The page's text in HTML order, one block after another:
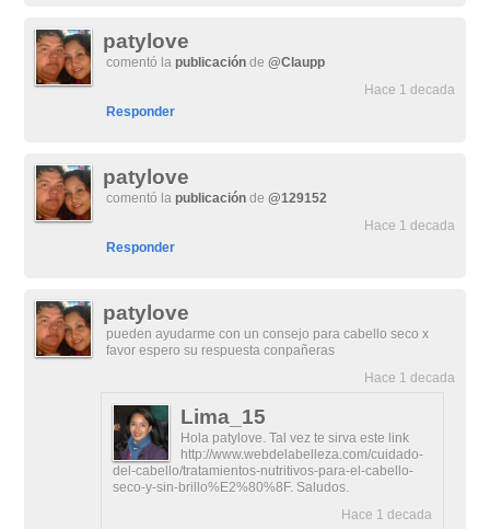
patylove
comentó lapublicación de@Claupp
Hace 1 decada
Responder
patylove
comentó lapublicación de@129152
Hace 1 decada
Responder
patylove
pueden ayudarme con un consejo para cabello seco x
favor espero su respuesta conpañeras
Hace 1 decada
Lima_15
Hola patylove. Tal vez te sirva este link
http://www.webdelabelleza.com/cuidado-
del-cabello/tratamientos-nutritivos-para-el-cabello-
seco-y-sin-brillo%E2%80%8F. Saludos.
Hace 1 decada